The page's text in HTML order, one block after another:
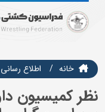
خانه اطلاع رسانی
نظر کمیسیون